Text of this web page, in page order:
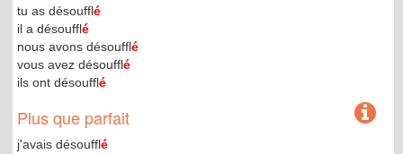
tu as désoufflé
il a désoufflé
nous avons désoufflé
vous avez désoufflé
ils ont désoufflé
Plus que parfait
j'avais désoufflé